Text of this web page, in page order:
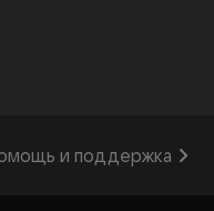
и поддержка